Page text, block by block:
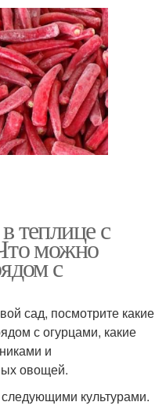
теплице с
можно
с
сад, посмотрите какие
с огурцами, какие
и
овощей.
культурами.